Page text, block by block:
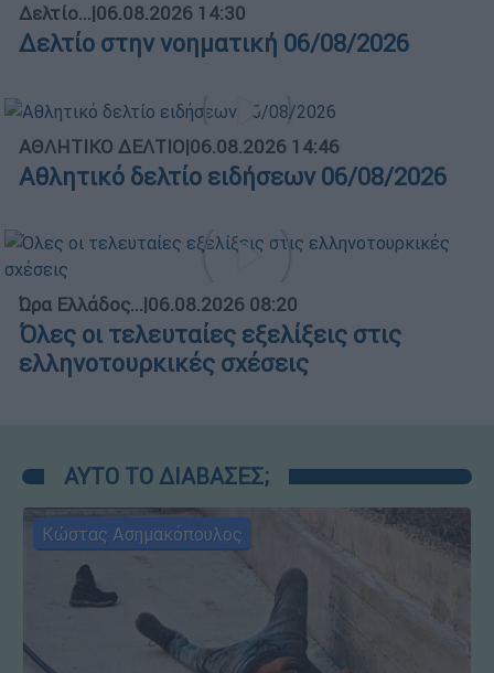
Δελτίο...|06.08.2026 14:30
Δελτίο στην νοηματική 06/08/2026
ΑΘΛΗΤΙΚΟ ΔΕΛΤΙΟ|06.08.2026 14:46
Αθλητικό δελτίο ειδήσεων 06/08/2026
Ώρα Ελλάδος...|06.08.2026 08:20
Όλες οι τελευταίες εξελίξεις στις
ελληνοτουρκικές σχέσεις
ΑΥΤΟ ΤΟ ΔΙΑΒΑΣΕΣ;
Κώστας Ασημακόπουλος